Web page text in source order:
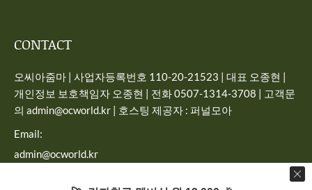
CONTACT
오씨아줌마 | 사업자등록번호 110-20-21523 | 대표 오종현 |
개인정보 보호책임자 오종현 | 전화 0507-1314-3708 | 고객문
의 admin@ocworld.kr | 호스팅 제공자 : 퍼널모아
Email:
admin@ocworld.kr